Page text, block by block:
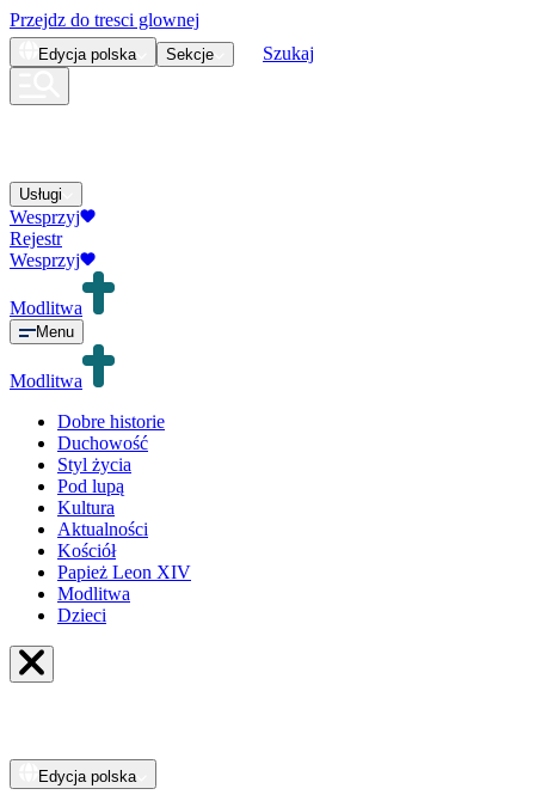
Przejdz do tresci glownej
Edycja polska Sekcje Szukaj
Usługi
Wesprzyj
Rejestr
Wesprzyj
Modlitwa
Menu
Modlitwa
Dobre historie
Duchowość
Styl życia
Pod lupą
Kultura
Aktualności
Kościół
Papież Leon XIV
Modlitwa
Dzieci
Edycja polska